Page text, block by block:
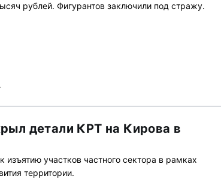
рублей. Фигурантов заключили под стражу.
детали КРТ на Кирова в
изъятию участков частного сектора в рамках
территории.